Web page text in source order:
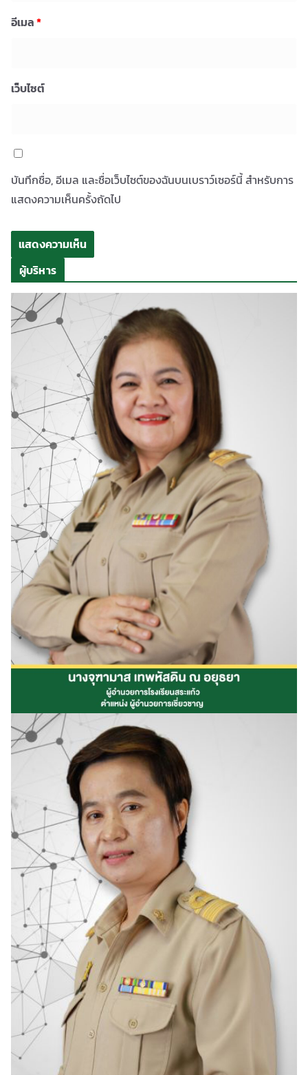
อีเมล*
เว็บไซต์
บันทึกชื่อ, อีเมล และชื่อเว็บไซต์ของฉันบนเบราว์เซอร์นี้ สำหรับการ
แสดงความเห็นครั้งถัดไป
ผู้บริหาร